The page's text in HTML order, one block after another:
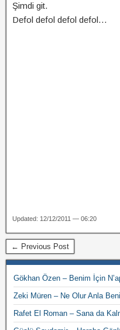
Şimdi git.
Defol defol defol defol…
Updated: 12/12/2011 — 06:20
← Previous Post
Gökhan Özen – Benim İçin
Zeki Müren – Ne Olur Anla Beni
Rafet El Roman – Sana da